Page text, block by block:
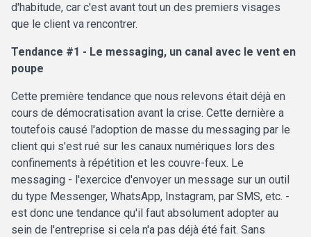
d'habitude, car c'est avant tout un des premiers visages
que le client va rencontrer.
Tendance #1 - Le messaging, un canal avec le vent en
poupe
Cette première tendance que nous relevons était déjà en
cours de démocratisation avant la crise. Cette dernière a
toutefois causé l'adoption de masse du messaging par le
client qui s'est rué sur les canaux numériques lors des
confinements à répétition et les couvre-feux. Le
messaging - l'exercice d'envoyer un message sur un outil
du type Messenger, WhatsApp, Instagram, par SMS, etc. -
est donc une tendance qu'il faut absolument adopter au
sein de l'entreprise si cela n'a pas déjà été fait. Sans